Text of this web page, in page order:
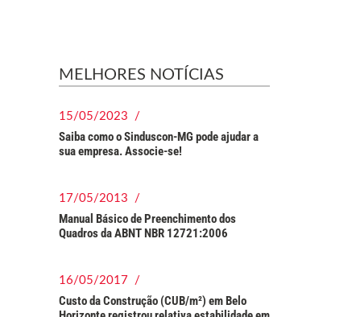
MELHORES NOTÍCIAS
15/05/2023 /
Saiba como o Sinduscon-MG pode ajudar a
sua empresa. Associe-se!
17/05/2013 /
Manual Básico de Preenchimento dos
Quadros da ABNT NBR 12721:2006
16/05/2017 /
Custo da Construção (CUB/m²) em Belo